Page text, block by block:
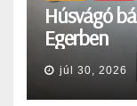
Húsvágó
Egerben
júl 30, 2026